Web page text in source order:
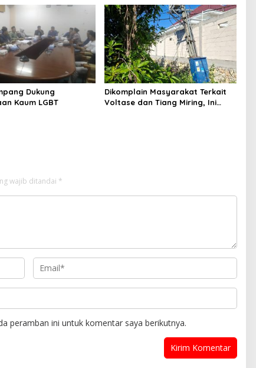
Sinergi dengan Nelayan
Sampang
Dukung
Kaum LGBT
Dikomplain Masyarakat Terkait
Voltase dan Tiang Miring, Ini
wajib ditandai *
peramban ini untuk komentar saya berikutnya.